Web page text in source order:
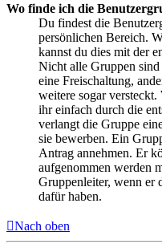
Wo finde ich die
Du findest die
persönlichen Bereich.
kannst du dies mit der
Nicht alle Gruppen
eine Freischaltung,
weitere sogar
ihr einfach durch die
verlangt die Gruppe
sie bewerben. Ein
Antrag annehmen. Er
aufgenommen werden
Gruppenleiter, wenn er
dafür haben.
Nach oben